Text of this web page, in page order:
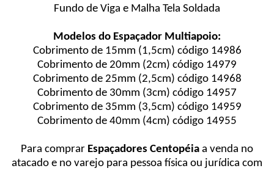
Fundo de Viga e Malha Tela Soldada
Modelos do Espaçador Multiapoio:
Cobrimento de 15mm (1,5cm) código 14986
Cobrimento de 20mm (2cm) código 14979
Cobrimento de 25mm (2,5cm) código 14968
Cobrimento de 30mm (3cm) código 14957
Cobrimento de 35mm (3,5cm) código 14959
Cobrimento de 40mm (4cm) código 14955
Para comprar Espaçadores Centopéia a venda no
atacado e no varejo para pessoa física ou jurídica com